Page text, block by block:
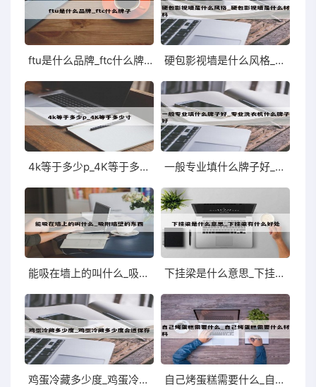
ftu是什么品牌_ftc什么牌子 硬包影视墙是什么风格_硬包影视墙是什么材料
4k等于多少p_4K等于多少寸 一般专业填什么牌子好_专业洗衣机什么牌子好
能吸在墙上的叫什么_吸附墙壁的东西 下挂梁是什么意思_下挂梁有什么好处
鸡蛋冷藏多少度_鸡蛋冷藏多少度合适保存 自己烤蛋糕需要什么_自己烤蛋糕需要什么材料